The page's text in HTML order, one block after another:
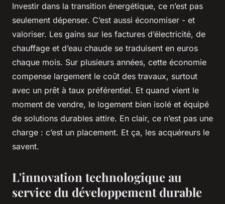
Investir dans la transition énergétique, ce n’est pas
seulement dépenser. C’est aussi économiser - et
valoriser. Les gains sur les factures d’électricité, de
chauffage et d’eau chaude se traduisent en euros
chaque mois. Sur plusieurs années, cette économie
compense largement le coût des travaux, surtout
avec un prêt à taux préférentiel. Et quand vient le
moment de vendre, le logement bien isolé et équipé
de solutions durables attire. En clair, ce n’est pas une
charge : c’est un placement. Et ça, les acquéreurs le
savent.
L'innovation technologique au
service du développement durable